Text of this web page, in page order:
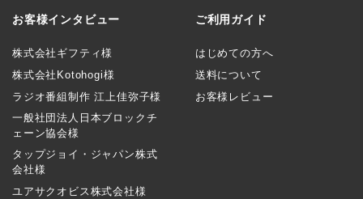
お客様インタビュー
株式会社ギフティ様
株式会社Kotohogi様
ラジオ番組制作 江上佳弥子様
一般社団法人日本ブロックチ
ェーン協会様
タップジョイ・ジャパン株式
会社様
ユアサクオビス株式会社様
ご利用ガイド
はじめての方へ
送料について
お客様レビュー